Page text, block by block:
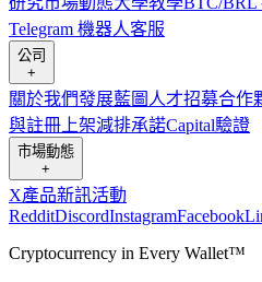
Telegram 機器人客服
公司
+
關於我們發展藍圖 人才招募合作
與註冊 上架減排承諾Capital驗證
市場動態
+
X產品新訊活動
RedditDiscordInstagramFacebook
Cryptocurrency in Every Wallet™